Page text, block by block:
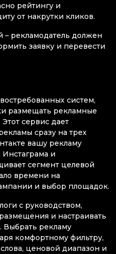
рейтингу и
от накрутки кликов.
рекламодатель должен
заявку и перевести
систем,
размещать рекламные
сервис дает
сразу на трех
вашу рекламу
Инстаграма и
сегмент целевой
времени на
и выбор площадок.
с руководством,
и настраивать
Выбрать рекламу
комфортному фильтру,
ценовой диапазон и